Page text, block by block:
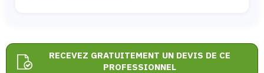
RECEVEZ GRATUITEMENT UN DEVIS DE CE
PROFESSIONNEL